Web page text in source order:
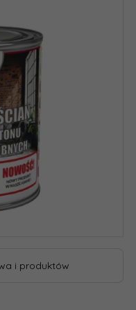
i produktów